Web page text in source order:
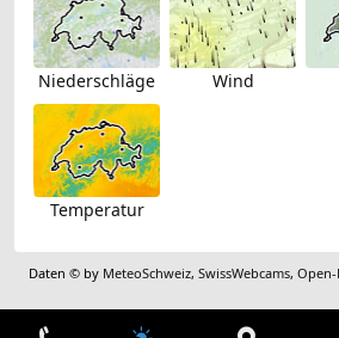
Niederschläge Wind
Temperatur
Daten © by MeteoSchweiz,SwissWebcams,